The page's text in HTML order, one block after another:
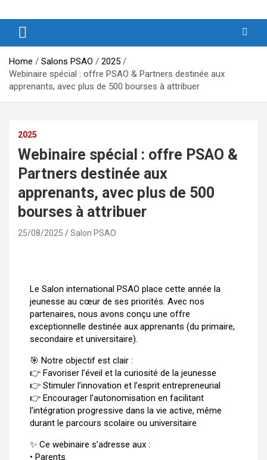
PSAO – Produits et Services
d’Afrique et de ses Outremers
Home Salons PSAO
2025
Webinaire spécial : offre PSAO & Partners destinée aux
apprenants, avec plus de 500 bourses à attribuer
2025
Webinaire spécial : offre PSAO &
Partners destinée aux
apprenants, avec plus de 500
bourses à attribuer
25/08/2025 Salon PSAO
Le Salon international PSAO place cette année la
jeunesse au cœur de ses priorités. Avec nos
partenaires, nous avons conçu une offre
exceptionnelle destinée aux apprenants (du primaire,
secondaire et universitaire).
🎯 Notre objectif est clair :
👉 Favoriser l’éveil et la curiosité de la jeunesse
👉 Stimuler l’innovation et l’esprit entrepreneurial
👉 Encourager l’autonomisation en facilitant
l’intégration progressive dans la vie active, même
durant le parcours scolaire ou universitaire
✨ Ce webinaire s’adresse aux :
• Parents